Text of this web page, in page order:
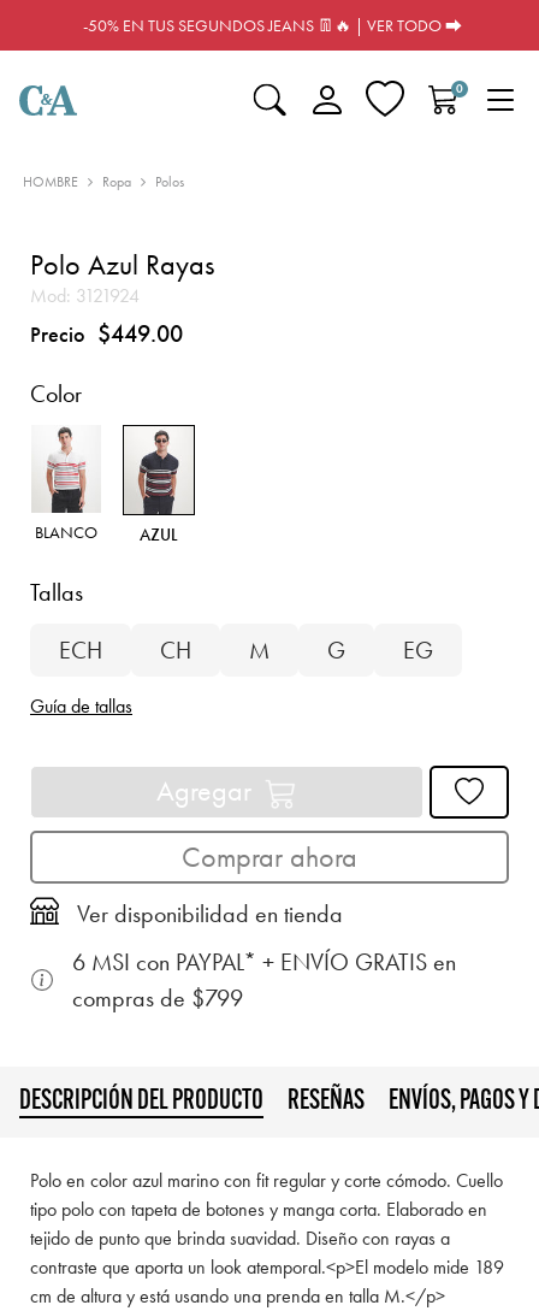
-50% EN TUS SEGUNDOS JEANS 👖🔥 | VER TODO ⮕
0
HOMBRE Ropa Polos
Polo Azul Rayas
Mod: 3121924
Precio $449.00
Color
BLANCO AZUL
Tallas
ECH
CH M G EG
Guía de tallas
Agregar
Comprar ahora
Ver disponibilidad en tienda
6 MSI con PAYPAL* + ENVÍO GRATIS en
compras de $799
DESCRIPCIÓN DEL PRODUCTO RESEÑAS ENVÍOS, PAGOS Y
Polo en color azul marino con fit regular y corte cómodo. Cuello
tipo polo con tapeta de botones y manga corta. Elaborado en
tejido de punto que brinda suavidad. Diseño con rayas a
contraste que aporta un look atemporal.<p>El modelo mide 189
cm de altura y está usando una prenda en talla M.</p>